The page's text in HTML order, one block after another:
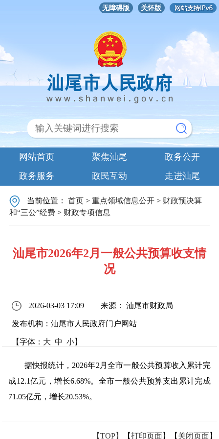
无障碍版 关怀版
网站首页 聚焦汕尾
政务公开
政务服务
政民互动 走进汕尾
当前位置：首页 >重点领域信息公开 > 财政预决算
和“三公”经费 > 财政专项信息
汕尾市2026年2月一般公共预算收支情
况
2026-03-03 17:09 来源： 汕尾市财政局
发布机构：汕尾市人民政府门户网站
【字体： 大 中 小】
据快报统计，2026年2月全市一般公共预算收入累计完
成12.1亿元，增长6.68%。全市一般公共预算支出累计完成
71.05亿元，增长20.53%。
【TOP】 【打印页面】【 关闭页面】